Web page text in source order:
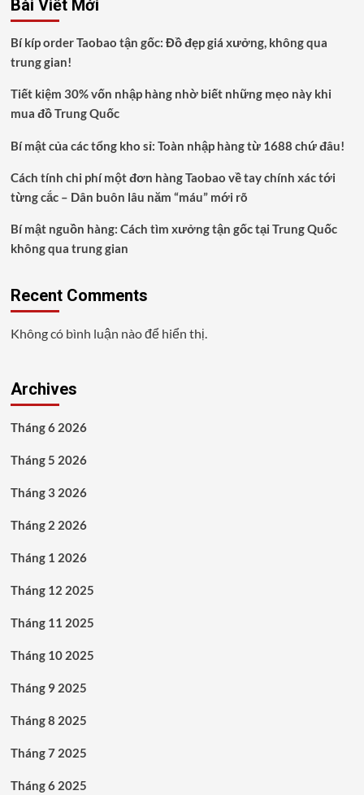
Nhà
Hôm
Bài Viết Mới
Bí kíp order Taobao tận gốc: Đồ đẹp giá xưởng, không qua
trung gian!
Tiết kiệm 30% vốn nhập hàng nhờ biết những mẹo này khi
mua đồ Trung Quốc
Bí mật của các tổng kho sỉ: Toàn nhập hàng từ 1688 chứ đâu!
Cách tính chi phí một đơn hàng Taobao về tay chính xác tới
từng cắc – Dân buôn lâu năm “máu” mới rõ
Bí mật nguồn hàng: Cách tìm xưởng tận gốc tại Trung Quốc
không qua trung gian
Recent Comments
Không có bình luận nào để hiển thị.
Archives
Tháng 6 2026
Tháng 5 2026
Tháng 3 2026
Tháng 2 2026
Tháng 1 2026
Tháng 12 2025
Tháng 11 2025
Tháng 10 2025
Tháng 9 2025
Tháng 8 2025
Tháng 7 2025
Tháng 6 2025